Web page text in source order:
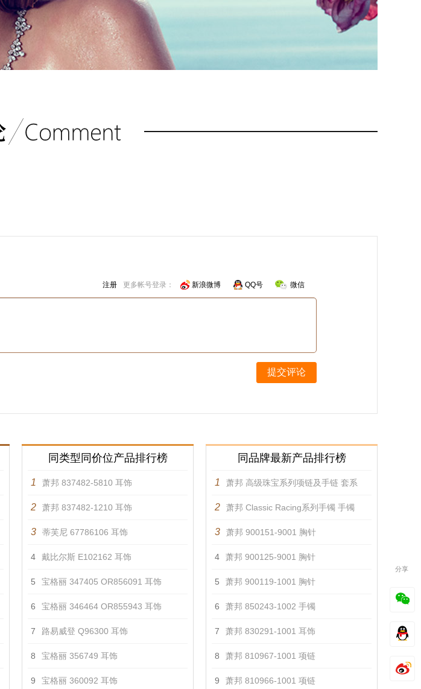
注册 更多帐号登录： 新浪微博 QQ号 微信
提交评论
同类型同价位产品排行榜
1 萧邦 837482-5810 耳饰
2 萧邦 837482-1210 耳饰
3 蒂芙尼 67786106 耳饰
4 戴比尔斯 E102162 耳饰
5 宝格丽 347405 OR856091 耳饰
6 宝格丽 346464 OR855943 耳饰
7 路易威登 Q96300 耳饰
8 宝格丽 356749 耳饰
9 宝格丽 360092 耳饰
同品牌最新产品排行榜
1 萧邦 高级珠宝系列项链及手链 套系
2 萧邦 Classic Racing系列手镯 手镯
3 萧邦 900151-9001 胸针
4 萧邦 900125-9001 胸针
5 萧邦 900119-1001 胸针
6 萧邦 850243-1002 手镯
7 萧邦 830291-1001 耳饰
8 萧邦 810967-1001 项链
9 萧邦 810966-1001 项链
分享